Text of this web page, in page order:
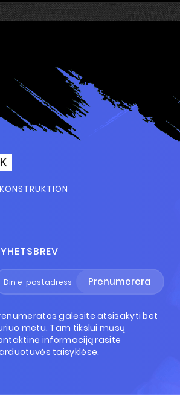
Prenumerera
galėsite atsisakyti bet
metu. Tam tikslui mūsų
informaciją rasite
taisyklėse.